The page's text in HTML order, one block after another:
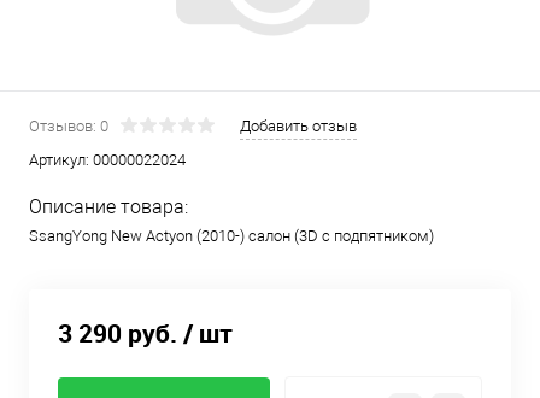
Отзывов: 0
Добавить отзыв
Артикул: 00000022024
Описание товара:
SsangYong New Actyon (2010-) салон (3D с подпятником)
3 290 руб. / шт